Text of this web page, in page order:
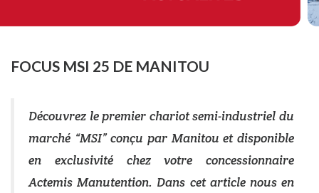
FOCUS MSI 25 DE MANITOU
Découvrez le premier chariot semi-industriel du
marché “MSI” conçu par Manitou et disponible
en exclusivité chez votre concessionnaire
Actemis Manutention. Dans cet article nous en